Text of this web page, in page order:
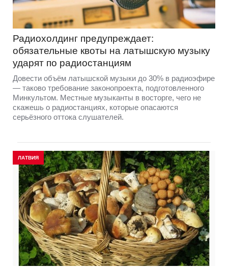
Радиохолдинг предупреждает:
обязательные квоты на латышскую музыку
ударят по радиостанциям
Довести объём латышской музыки до 30% в радиоэфире
— таково требование законопроекта, подготовленного
Минкультом. Местные музыканты в восторге, чего не
скажешь о радиостанциях, которые опасаются
серьёзного оттока слушателей.
ЛАТВИЯ